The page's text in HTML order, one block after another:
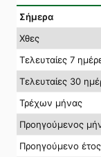
Σήμερα
Χθες
Τελευταίες 7
Τελευταίες 30
Τρέχων μήνας
Προηγούμενος
Προηγούμενο έτος